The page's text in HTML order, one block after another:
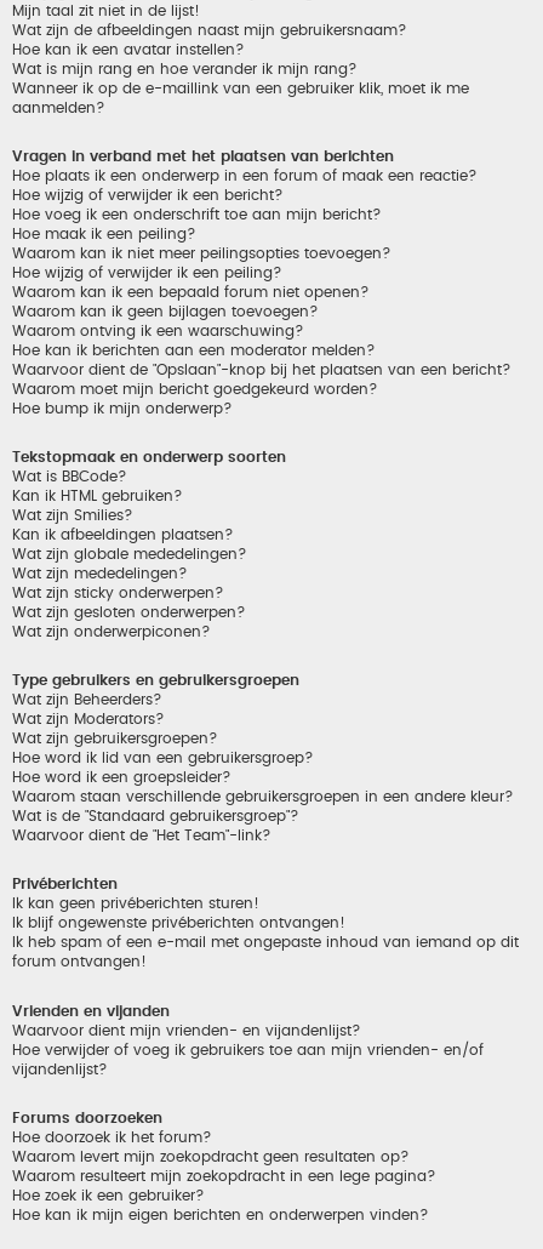
Mijn taal zit niet in de lijst!
Wat zijn de afbeeldingen naast mijn gebruikersnaam?
Hoe kan ik een avatar instellen?
Wat is mijn rang en hoe verander ik mijn rang?
Wanneer ik op de e-maillink van een gebruiker klik, moet ik me
aanmelden?
Vragen in verband met het plaatsen van berichten
Hoe plaats ik een onderwerp in een forum of maak een reactie?
Hoe wijzig of verwijder ik een bericht?
Hoe voeg ik een onderschrift toe aan mijn bericht?
Hoe maak ik een peiling?
Waarom kan ik niet meer peilingsopties toevoegen?
Hoe wijzig of verwijder ik een peiling?
Waarom kan ik een bepaald forum niet openen?
Waarom kan ik geen bijlagen toevoegen?
Waarom ontving ik een waarschuwing?
Hoe kan ik berichten aan een moderator melden?
Waarvoor dient de "Opslaan"-knop bij het plaatsen van een bericht?
Waarom moet mijn bericht goedgekeurd worden?
Hoe bump ik mijn onderwerp?
Tekstopmaak en onderwerp soorten
Wat is BBCode?
Kan ik HTML gebruiken?
Wat zijn Smilies?
Kan ik afbeeldingen plaatsen?
Wat zijn globale mededelingen?
Wat zijn mededelingen?
Wat zijn sticky onderwerpen?
Wat zijn gesloten onderwerpen?
Wat zijn onderwerpiconen?
Type gebruikers en gebruikersgroepen
Wat zijn Beheerders?
Wat zijn Moderators?
Wat zijn gebruikersgroepen?
Hoe word ik lid van een gebruikersgroep?
Hoe word ik een groepsleider?
Waarom staan verschillende gebruikersgroepen in een andere kleur?
Wat is de "Standaard gebruikersgroep"?
Waarvoor dient de "Het Team"-link?
Privéberichten
Ik kan geen privéberichten sturen!
Ik blijf ongewenste privéberichten ontvangen!
Ik heb spam of een e-mail met ongepaste inhoud van iemand op dit
forum ontvangen!
Vrienden en vijanden
Waarvoor dient mijn vrienden- en vijandenlijst?
Hoe verwijder of voeg ik gebruikers toe aan mijn vrienden- en/of
vijandenlijst?
Forums doorzoeken
Hoe doorzoek ik het forum?
Waarom levert mijn zoekopdracht geen resultaten op?
Waarom resulteert mijn zoekopdracht in een lege pagina?
Hoe zoek ik een gebruiker?
Hoe kan ik mijn eigen berichten en onderwerpen vinden?